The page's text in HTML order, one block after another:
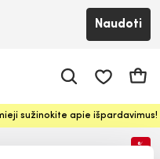
Naudoti
sužinokite apie išpardavimus!
%